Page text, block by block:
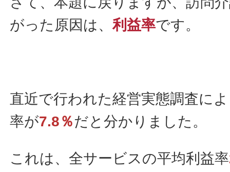
がった原因は、利益率です。
直近で行われた経営実態調査に
率が7.8％だと分かりました。
これは、全サービスの平均利益率